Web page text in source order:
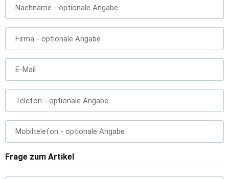
Nachname - optionale Angabe
Firma - optionale Angabe
E-Mail
Telefon - optionale Angabe
Mobiltelefon - optionale Angabe
Frage zum Artikel